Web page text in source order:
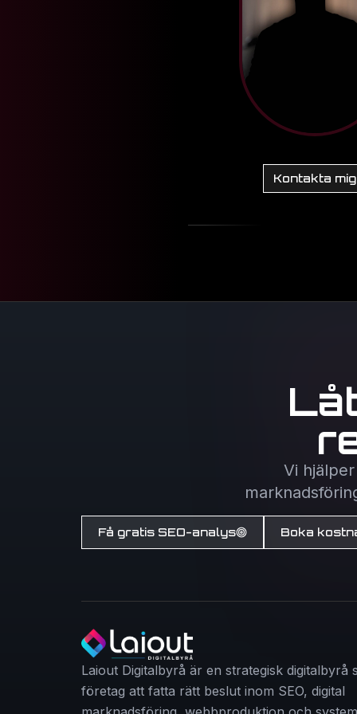
Kontakta mig
Vi
Få gratis SEO-analys Boka
Laiout Digitalbyrå är en strategisk digitalbyrå
företag att fatta rätt beslut inom SEO, digital